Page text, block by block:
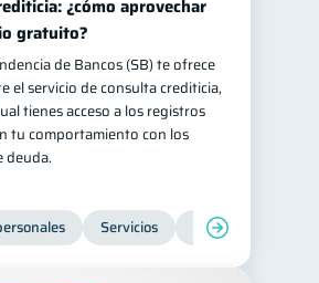
¿cómo aprovechar
gratuito?
de Bancos (SB) te ofrece
el servicio de consulta crediticia,
tienes acceso a los registros
tu comportamiento con los
deuda.
Servicios Inclusión financiera